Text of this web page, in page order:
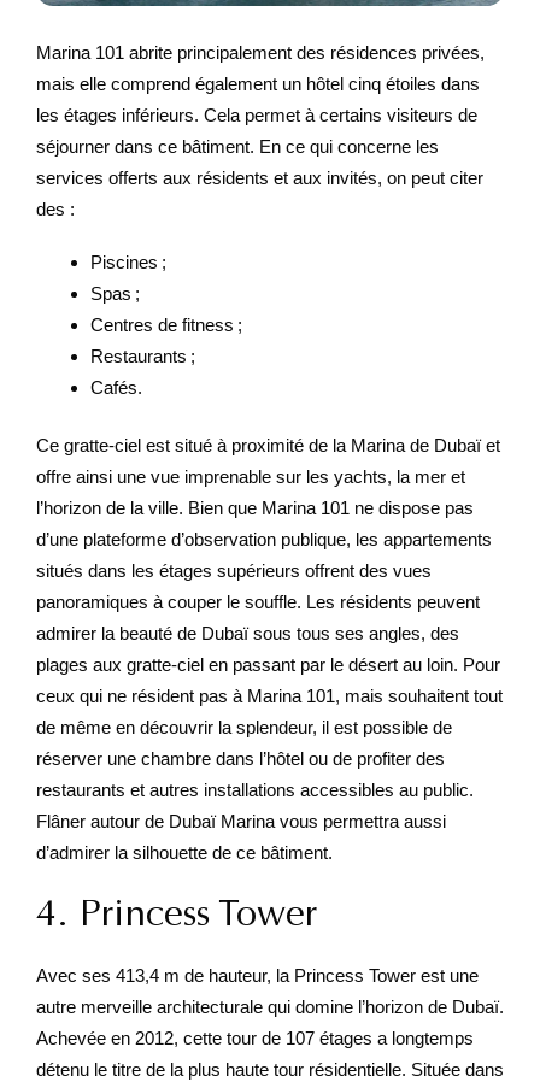
Marina 101 abrite principalement des résidences privées,
mais elle comprend également un hôtel cinq étoiles dans
les étages inférieurs. Cela permet à certains visiteurs de
séjourner dans ce bâtiment. En ce qui concerne les
services offerts aux résidents et aux invités, on peut citer
des :
Piscines ;
Spas ;
Centres de fitness ;
Restaurants ;
Cafés.
Ce gratte-ciel est situé à proximité de la Marina de Dubaï et
offre ainsi une vue imprenable sur les yachts, la mer et
l’horizon de la ville. Bien que Marina 101 ne dispose pas
d’une plateforme d’observation publique, les appartements
situés dans les étages supérieurs offrent des vues
panoramiques à couper le souffle. Les résidents peuvent
admirer la beauté de Dubaï sous tous ses angles, des
plages aux gratte-ciel en passant par le désert au loin. Pour
ceux qui ne résident pas à Marina 101, mais souhaitent tout
de même en découvrir la splendeur, il est possible de
réserver une chambre dans l’hôtel ou de profiter des
restaurants et autres installations accessibles au public.
Flâner autour de Dubaï Marina vous permettra aussi
d’admirer la silhouette de ce bâtiment.
4. Princess Tower
Avec ses 413,4 m de hauteur, la Princess Tower est une
autre merveille architecturale qui domine l’horizon de Dubaï.
Achevée en 2012, cette tour de 107 étages a longtemps
détenu le titre de la plus haute tour résidentielle. Située dans